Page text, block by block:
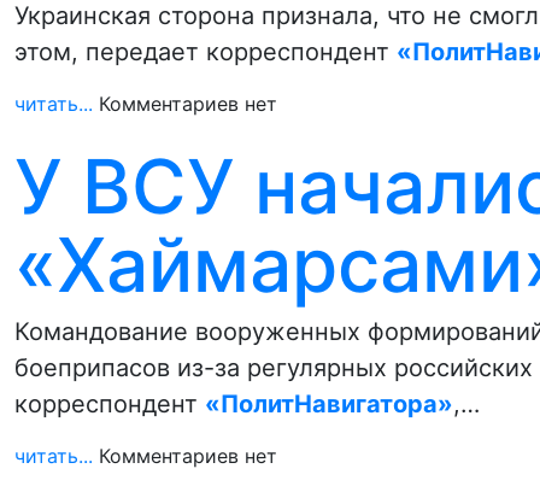
Украинская сторона признала, что не
этом, передает корреспондент
читать... Комментариев нет
У ВСУ
Командование вооруженных
боеприпасов из-за регулярных
корреспондент «ПолитНавигатора»,…
читать... Комментариев нет